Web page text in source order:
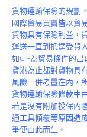
第一品牌
關於豐林
About
服務項目
Service
火災保額
估算系統
貨物運輸保險的規劃
國際貿易買賣皆以貿
貨物具有保險利益，
運送一直到抵達受貨
如CIF為貿易條件的
貨港為止都對貨物具
風險一併考量在內，
貨物運輸保險條款中
若是沒有附加投保內
通工具傾覆等原因造
爭便由此而生。